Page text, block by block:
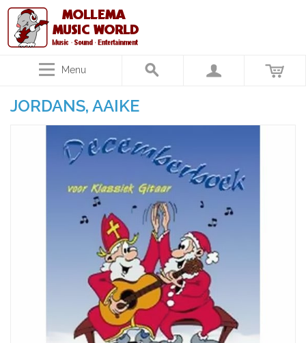
Menu
JORDANS, AAIKE